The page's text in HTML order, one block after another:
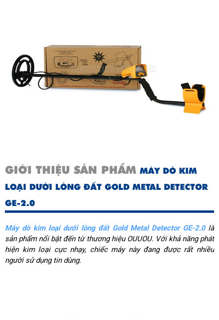
GIỚI THIỆU SẢN PHẨM MÁY DÒ KIM
LOẠI DƯỚI LÒNG ĐẤT GOLD METAL DETECTOR
GE-2.0
Máy dò kim loại dưới lòng đất Gold Metal Detector GE-2.0 là
sản phẩm nổi bật đến từ thương hiệu OUUOU. Với khả năng phát
hiện kim loại cực nhạy, chiếc máy này đang được rất nhiều
người sử dụng tin dùng.